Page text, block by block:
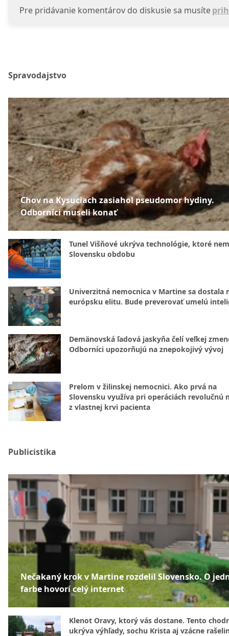
Pre pridávanie komentárov do diskusie sa musíte
Spravodajstvo
Chov na Kysuciach zasiahol pseudomor hydiny.
Odborníci museli konať
Tunel Višňové ukrýva technológie, ktoré
Slovensku obdobu
Univerzitná nemocnica v Martine sa dostala
európsku elitu. Bude preverovať umelú
Demänovská ľadová jaskyňa čelí veľkej
Odborníci upozorňujú na znepokojivý vývoj
Prelom v žilinskej nemocnici. Ako prvá na
Slovensku využíva pri operáciách revolučnú
z vlastnej krvi pacienta
Publicistika
Nečakaný krok v Martine rozdelil Slovensko. O
farbe hovorí celý internet
Klenot Oravy, ktorý vás dostane. Tento
ukrýva výhľady, sochu Krista aj vzácne